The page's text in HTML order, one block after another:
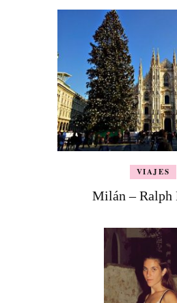
VIAJES
Milán – Ralph